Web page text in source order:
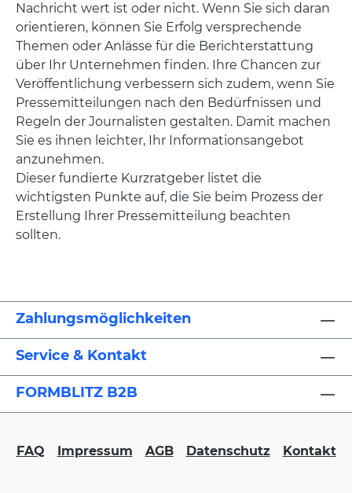
Nachricht wert ist oder nicht. Wenn Sie sich daran
orientieren, können Sie Erfolg versprechende
Themen oder Anlässe für die Berichterstattung
über Ihr Unternehmen finden. Ihre Chancen zur
Veröffentlichung verbessern sich zudem, wenn Sie
Pressemitteilungen nach den Bedürfnissen und
Regeln der Journalisten gestalten. Damit machen
Sie es ihnen leichter, Ihr Informationsangebot
anzunehmen.
Dieser fundierte Kurzratgeber listet die
wichtigsten Punkte auf, die Sie beim Prozess der
Erstellung Ihrer Pressemitteilung beachten
sollten.
Zahlungsmöglichkeiten
Service & Kontakt
FORMBLITZ B2B
FAQ Impressum AGB Datenschutz Kontakt